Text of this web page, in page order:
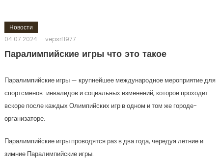
Новости
04.07.2024
vepsrf1977
Паралимпийские игры что это такое
Паралимпийские игры — крупнейшее международное мероприятие для
спортсменов-инвалидов и социальных изменений, которое проходит
вскоре после каждых Олимпийских игр в одном и том же городе-
организаторе.
Паралимпийские игры проводятся раз в два года, чередуя летние и
зимние Паралимпийские игры.